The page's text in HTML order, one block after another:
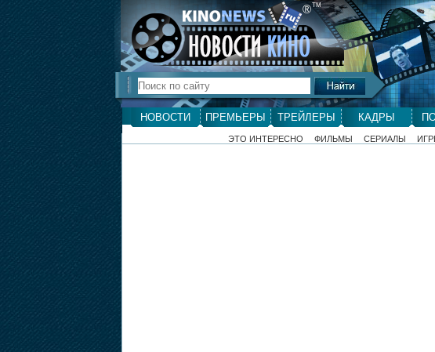
®ТМ
НОВОСТИ ПРЕМЬЕРЫ ТРЕЙЛЕРЫ КАДРЫ
ЭТО ИНТЕРЕСНО ФИЛЬМЫ СЕРИАЛЫ